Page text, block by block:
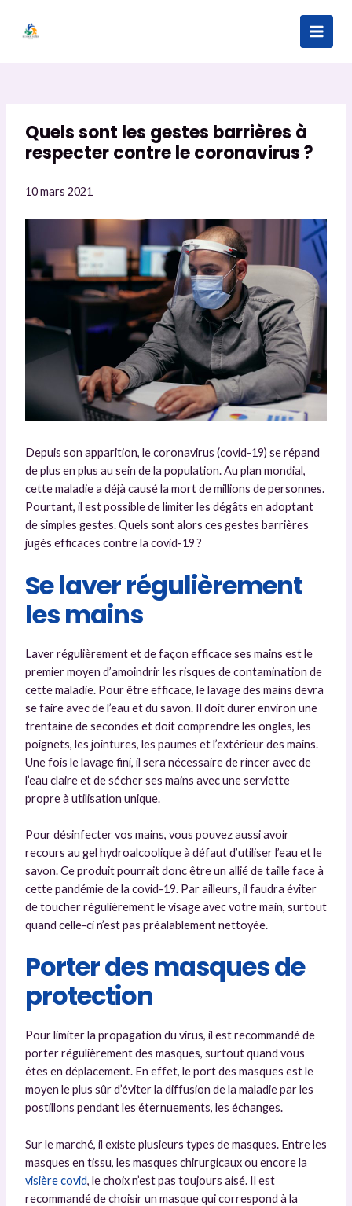
Main
Quels sont les gestes barrières à
respecter contre le coronavirus ?
10 mars 2021
Depuis son apparition, le coronavirus (covid-19) se répand
de plus en plus au sein de la population. Au plan mondial,
cette maladie a déjà causé la mort de millions de personnes.
Pourtant, il est possible de limiter les dégâts en adoptant
de simples gestes. Quels sont alors ces gestes barrières
jugés efficaces contre la covid-19 ?
Se laver régulièrement
les mains
Laver régulièrement et de façon efficace ses mains est le
premier moyen d’amoindrir les risques de contamination de
cette maladie. Pour être efficace, le lavage des mains devra
se faire avec de l’eau et du savon. Il doit durer environ une
trentaine de secondes et doit comprendre les ongles, les
poignets, les jointures, les paumes et l’extérieur des mains.
Une fois le lavage fini, il sera nécessaire de rincer avec de
l’eau claire et de sécher ses mains avec une serviette
propre à utilisation unique.
Pour désinfecter vos mains, vous pouvez aussi avoir
recours au gel hydroalcoolique à défaut d’utiliser l’eau et le
savon. Ce produit pourrait donc être un allié de taille face à
cette pandémie de la covid-19. Par ailleurs, il faudra éviter
de toucher régulièrement le visage avec votre main, surtout
quand celle-ci n’est pas préalablement nettoyée.
Porter des masques de
protection
Pour limiter la propagation du virus, il est recommandé de
porter régulièrement des masques, surtout quand vous
êtes en déplacement. En effet, le port des masques est le
moyen le plus sûr d’éviter la diffusion de la maladie par les
postillons pendant les éternuements, les échanges.
Sur le marché, il existe plusieurs types de masques. Entre les
masques en tissu, les masques chirurgicaux ou encore la
visière covid, le choix n’est pas toujours aisé. Il est
recommandé de choisir un masque qui correspond à la